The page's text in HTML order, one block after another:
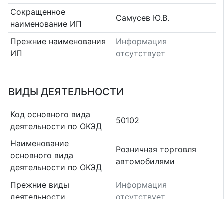
Сокращенное
наименование ИП
Самусев Ю.В.
Прежние наименования
ИП
Информация
отсутствует
ВИДЫ ДЕЯТЕЛЬНОСТИ
Код основного вида
деятельности по ОКЭД
50102
Наименование
основного вида
деятельности по ОКЭД
Розничная торговля
автомобилями
Прежние виды
деятельности
Информация
отсутствует